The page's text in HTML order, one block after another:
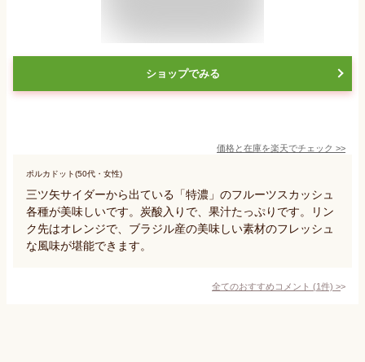
ショップでみる
価格と在庫を楽天でチェック >>
ポルカドット(50代・女性)
三ツ矢サイダーから出ている「特濃」のフルーツスカッシュ
各種が美味しいです。炭酸入りで、果汁たっぷりです。リン
ク先はオレンジで、ブラジル産の美味しい素材のフレッシュ
な風味が堪能できます。
全てのおすすめコメント (1件) >